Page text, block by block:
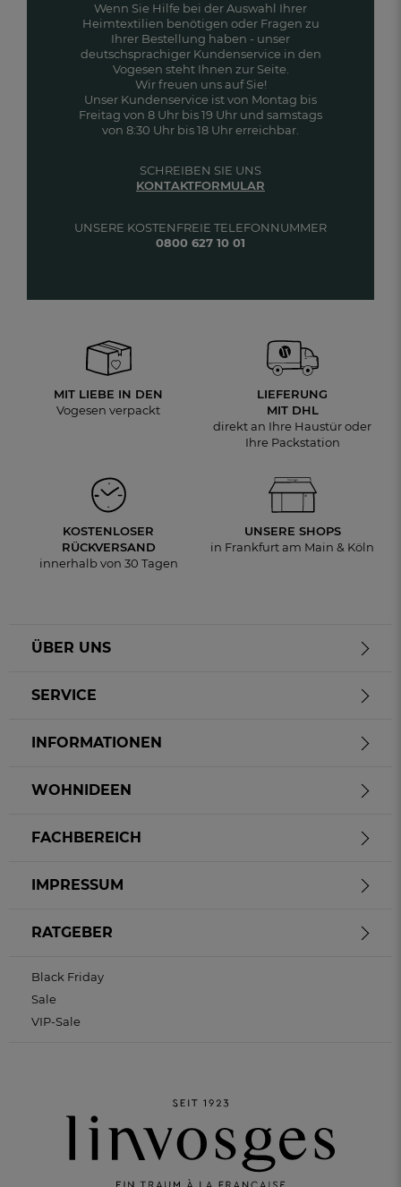
Wenn Sie Hilfe bei der Auswahl Ihrer
Heimtextilien benötigen oder Fragen zu
Ihrer Bestellung haben - unser
deutschsprachiger Kundenservice in den
Vogesen steht Ihnen zur Seite.
Wir freuen uns auf Sie!
Unser Kundenservice ist von Montag bis
Freitag von 8 Uhr bis 19 Uhr und samstags
von 8:30 Uhr bis 18 Uhr erreichbar.
UNSERE KOSTENFREIE TELEFONNUMMER
0800 627 10 01
SCHREIBEN SIE UNS
KONTAKTFORMULAR
MIT LIEBE IN DEN
Vogesen verpackt
LIEFERUNG
MIT DHL
direkt an Ihre Haustür oder
Ihre Packstation
KOSTENLOSER
RÜCKVERSAND
innerhalb von 30 Tagen
UNSERE SHOPS
in Frankfurt am Main & Köln
ÜBER UNS
SERVICE
INFORMATIONEN
WOHNIDEEN
FACHBEREICH
IMPRESSUM
RATGEBER
Black Friday
Sale
VIP-Sale